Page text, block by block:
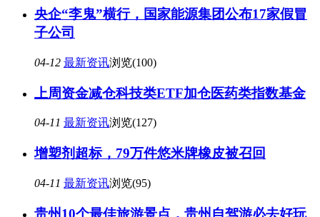
央企“李鬼”横行，国家能源集团公布17家假冒
子公司
04-12 最新资讯浏览(100)
上周资金减仓科技类ETF加仓医药类指数基金
04-11 最新资讯浏览(127)
增塑剂超标，79万件悠米牌橡皮被召回
04-11 最新资讯浏览(95)
贵州10个最佳旅游景点，贵州自驾游必去好玩